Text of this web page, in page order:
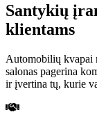
Santykių
klientams
Automobilių kvapai
salonas pagerina
ir įvertina tų, kurie